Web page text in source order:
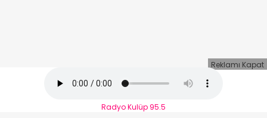
Reklamı Kapat
Radyo Kulüp 95.5